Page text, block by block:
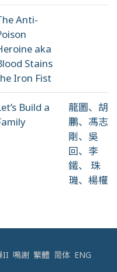
Anti-
aka
Stains
Iron Fist
Build a
龍圖、胡
鵬、馮志
剛、吳
回、李
鐵、 珠
璣、楊權
II 鳴謝 繁體 简体 ENG